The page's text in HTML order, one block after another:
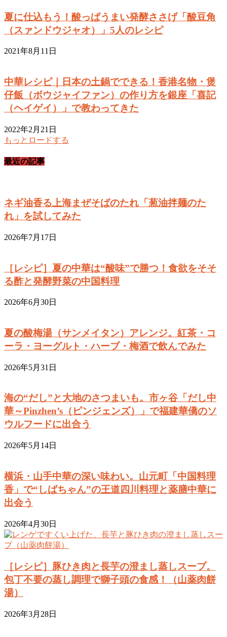
夏に仕込もう！酸っぱうまい発酵ささげ「酸豆角
（スァンドウジャオ）」5人のレシピ
2021年8月11日
中華レシピ｜日本の土鍋でできる！香港名物・煲
仔飯（ボウジャイファン）の作り方を銀座「喜記
（ヘイゲイ）」で教わってきた
2022年2月21日
もっとロードする
最近の記事
ネギ油香る上海まぜそばのたれ「葱油拌麺のた
れ」を試してみた
2026年7月17日
［レシピ］夏の中華は“酸味”で勝つ！食欲をそそ
る酢と発酵野菜の中国料理
2026年6月30日
夏の酸梅湯（サンメイタン）アレンジ。紅茶・コ
ーラ・ヨーグルト・ハーブ・梅酒で飲んでみた
2026年5月31日
海の“だし”と大地のさつまいも。市ヶ谷「だし中
華～Pinzhen’s（ピンジェンズ）」で福建華僑のソ
ウルフードに出合う
2026年5月14日
横浜・山手中華の深い味わい。山元町「中国料理
香」で“しばちゃん”の王道四川料理と薬膳中華に
出会う
2026年4月30日
［レシピ］豚ひき肉と長芋の澄まし蒸しスープ。
包丁不要の蒸し調理で獅子頭の食感！（山薬肉餅
湯）
2026年3月28日